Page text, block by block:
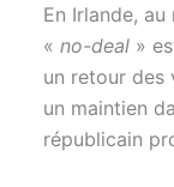
En Irlande,
« no-deal »
un retour des
un maintien
républicain